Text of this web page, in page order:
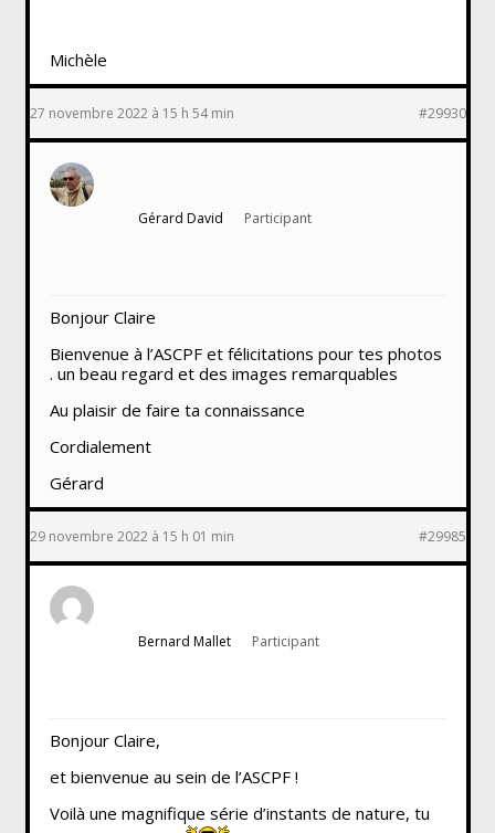
Michèle
27 novembre 2022 à 15 h 54 min #29930
Gérard David Participant
Bonjour Claire
Bienvenue à l’ASCPF et félicitations pour tes photos
. un beau regard et des images remarquables
Au plaisir de faire ta connaissance
Cordialement
Gérard
29 novembre 2022 à 15 h 01 min #29985
Bernard Mallet Participant
Bonjour Claire,
et bienvenue au sein de l’ASCPF !
Voilà une magnifique série d’instants de nature, tu